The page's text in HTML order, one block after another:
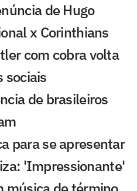
de Hugo
x Corinthians
com cobra volta
sociais
de brasileiros
para se apresentar
'Impressionante'